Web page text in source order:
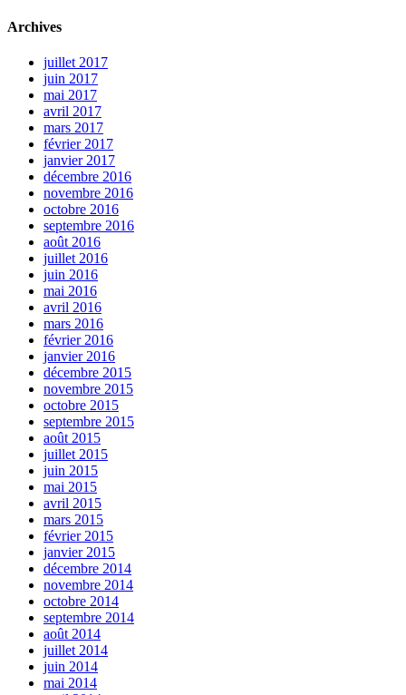
Archives
juillet 2017
juin 2017
mai 2017
avril 2017
mars 2017
février 2017
janvier 2017
décembre 2016
novembre 2016
octobre 2016
septembre 2016
août 2016
juillet 2016
juin 2016
mai 2016
avril 2016
mars 2016
février 2016
janvier 2016
décembre 2015
novembre 2015
octobre 2015
septembre 2015
août 2015
juillet 2015
juin 2015
mai 2015
avril 2015
mars 2015
février 2015
janvier 2015
décembre 2014
novembre 2014
octobre 2014
septembre 2014
août 2014
juillet 2014
juin 2014
mai 2014